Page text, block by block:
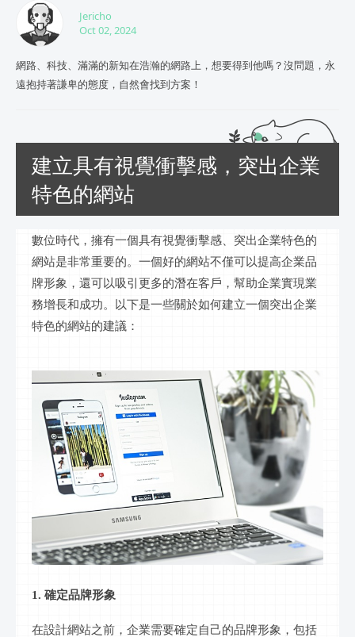
Jericho
Oct 02, 2024
網路、科技、滿滿的新知在浩瀚的網路上，想要得到他嗎？沒問題，永
遠抱持著謙卑的態度，自然會找到方案！
建立具有視覺衝擊感，突出企業
特色的網站
數位時代，擁有一個具有視覺衝擊感、突出企業特色的
網站是非常重要的。一個好的網站不僅可以提高企業品
牌形象，還可以吸引更多的潛在客戶，幫助企業實現業
務增長和成功。以下是一些關於如何建立一個突出企業
特色的網站的建議：
1. 確定品牌形象
在設計網站之前，企業需要確定自己的品牌形象，包括